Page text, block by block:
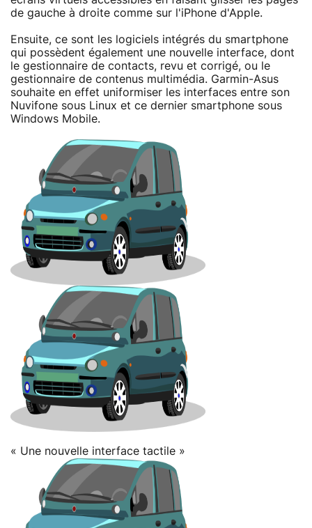
de gauche à droite comme sur l'iPhone d'Apple.
Ensuite, ce sont les logiciels intégrés du smartphone
qui possèdent également une nouvelle interface, dont
le gestionnaire de contacts, revu et corrigé, ou le
gestionnaire de contenus multimédia. Garmin-Asus
souhaite en effet uniformiser les interfaces entre son
Nuvifone sous Linux et ce dernier smartphone sous
Windows Mobile.
« Une nouvelle interface tactile »